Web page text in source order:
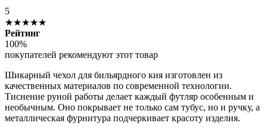
5
★★★★★
Рейтинг
100%
покупателей рекомендуют этот товар
Шикарный чехол для бильярдного кия изготовлен из
качественных материалов по современной технологии.
Тиснение руной работы делает каждый футляр особенным и
необычным. Оно покрывает не только сам тубус, но и ручку, а
металлическая фурнитура подчеркивает красоту изделия.